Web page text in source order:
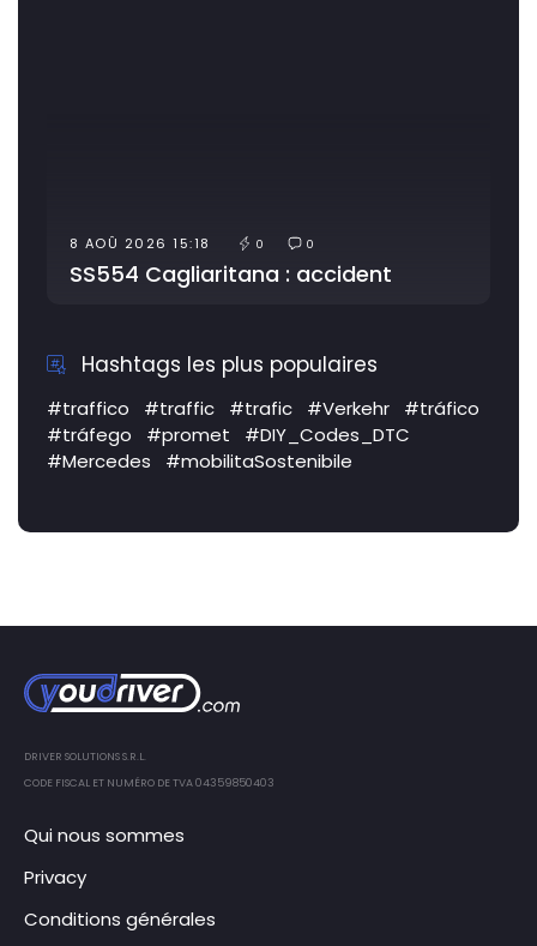
8 AOÛ 2026 15:18 0 0
SS554 Cagliaritana : accident
Hashtags les plus populaires
#traffico #traffic #trafic #Verkehr
#tráfico
#tráfego
#promet
#DIY_Codes_DTC
#Mercedes
#mobilitaSostenibile
DRIVER SOLUTIONS S.R.L.
CODE FISCAL ET NUMÉRO DE TVA 04359850403
Qui nous sommes
Privacy
Conditions générales